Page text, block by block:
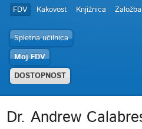
FDV Kakovost Knjižnica Založba
Spletna učilnica
Moj FDV
DOSTOPNOST
Dr. Andrew